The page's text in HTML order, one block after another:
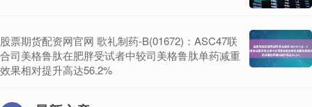
股票期货配资网官网 歌礼制药-B(01672)：ASC47联
合司美格鲁肽在肥胖受试者中较司美格鲁肽单药减重
效果相对提升高达56.2%